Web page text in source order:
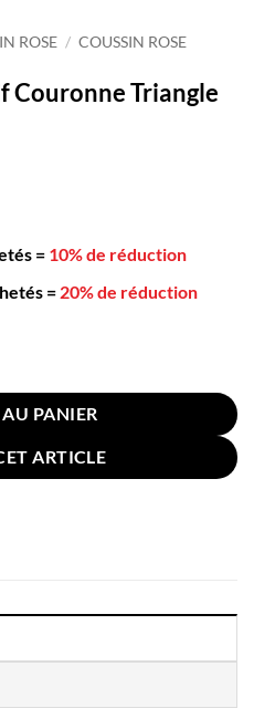
ROSE / COUSSIN ROSE
Couronne Triangle
= 10% de réduction
= 20% de réduction
Triangle Rose
PANIER
ARTICLE